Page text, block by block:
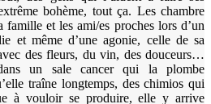
bohème, tout ça. Les chambre
famille et les ami/es proches lors d’un
et même d’une agonie, celle de sa
des fleurs, du vin, des douceurs…
un sale cancer qui la plombe
traîne longtemps, des chimios qui
à vouloir se produire, elle y arrive